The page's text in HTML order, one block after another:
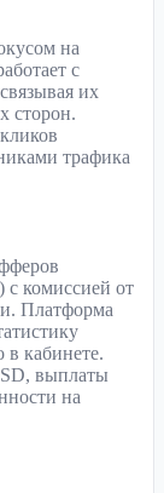
на
с
их
сторон.
трафика
комиссией от
Платформа
в кабинете.
выплаты
на